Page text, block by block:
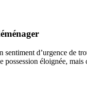
sentiment d’urgence de
possession éloignée,